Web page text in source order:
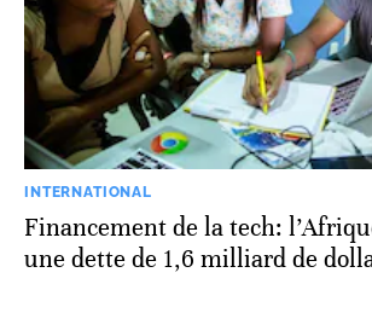
INTERNATIONAL
Financement de la tech:
une dette de 1,6 milliard de